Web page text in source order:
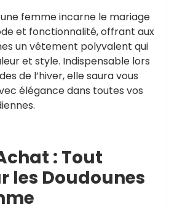
femme incarne le mariage
et fonctionnalité, offrant aux
un vêtement polyvalent qui
et style. Indispensable lors
de l’hiver, elle saura vous
élégance dans toutes vos
: Tout
les Doudounes